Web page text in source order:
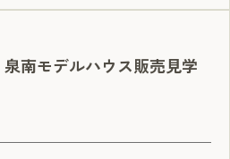
南モデルハウス販売見学